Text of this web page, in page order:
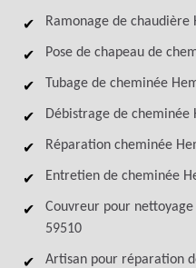
Ramonage de chaudière
Pose de chapeau de
Tubage de cheminée
Débistrage de cheminée
Réparation cheminée
Entretien de cheminée
Couvreur pour
59510
Artisan pour réparation